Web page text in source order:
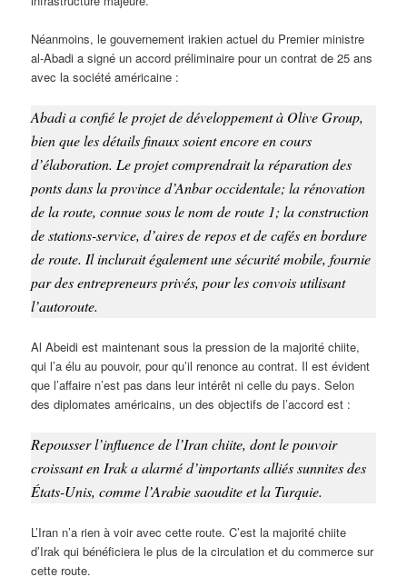
Néanmoins, le gouvernement irakien actuel du Premier ministre
al-Abadi a signé un accord préliminaire pour un contrat de 25 ans
avec la société américaine :
Abadi a confié le projet de développement à Olive Group,
bien que les détails finaux soient encore en cours
d’élaboration. Le projet comprendrait la réparation des
ponts dans la province d’Anbar occidentale; la rénovation
de la route, connue sous le nom de route 1; la construction
de stations-service, d’aires de repos et de cafés en bordure
de route. Il inclurait également une sécurité mobile, fournie
par des entrepreneurs privés, pour les convois utilisant
l’autoroute.
Al Abeidi est maintenant sous la pression de la majorité chiite,
qui l’a élu au pouvoir, pour qu’il renonce au contrat. Il est évident
que l’affaire n’est pas dans leur intérêt ni celle du pays. Selon
des diplomates américains, un des objectifs de l’accord est :
Repousser l’influence de l’Iran chiite, dont le pouvoir
croissant en Irak a alarmé d’importants alliés sunnites des
États-Unis, comme l’Arabie saoudite et la Turquie.
L’Iran n’a rien à voir avec cette route. C’est la majorité chiite
d’Irak qui bénéficiera le plus de la circulation et du commerce sur
cette route.